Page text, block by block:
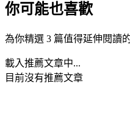
你可能也喜歡
為你精選 3 篇值得延伸閱讀
載入推薦文章中...
目前沒有推薦文章